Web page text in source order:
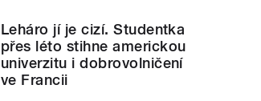
Leháro jí je cizí. Studentka
přes léto stihne americkou
univerzitu i dobrovolničení
ve Francii